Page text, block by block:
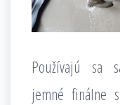
Používajú sa
jemné finálne